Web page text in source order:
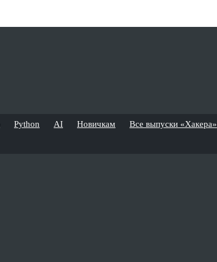
Python AI Новичкам Все выпуски «Хакера»